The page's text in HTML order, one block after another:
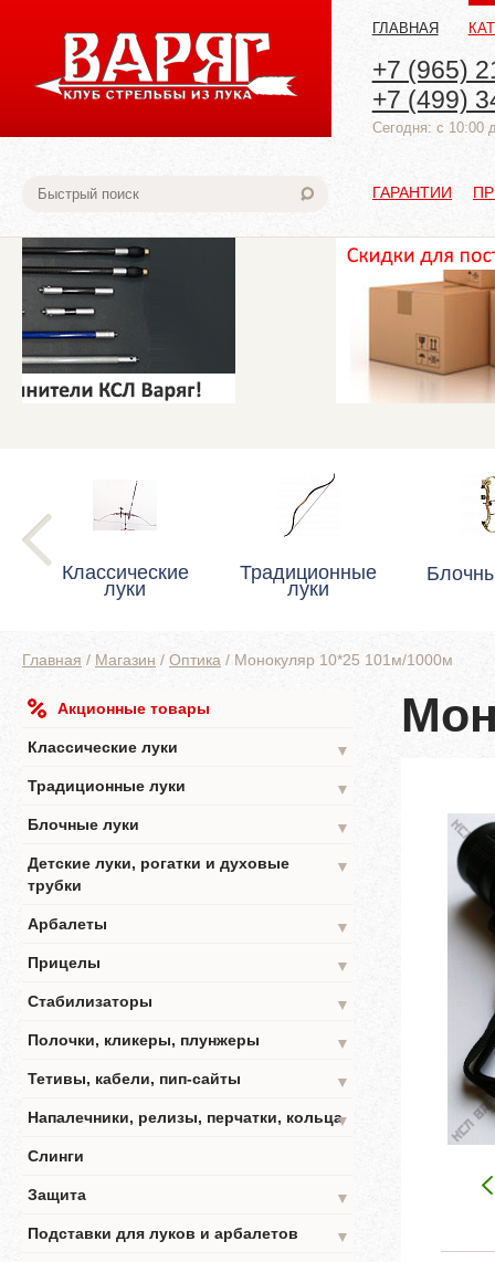
ГЛАВНАЯ
+7 (965)
+7 (499)
Cегодня: с 10:00
ГАРАНТИИ
Классические
луки
Традиционные
луки
Главная / Магазин / Оптика / Монокуляр 10*25 101м/1000м
Акционные товары
Классические луки
▼
Традиционные луки
▼
Блочные луки
▼
Детские луки, рогатки и духовые
трубки
▼
Арбалеты
▼
Прицелы
▼
Стабилизаторы
▼
Полочки, кликеры, плунжеры
▼
Тетивы, кабели, пип-сайты
▼
Напалечники, релизы, перчатки, кольца▼
Слинги
Защита
▼
Подставки для луков и арбалетов
▼